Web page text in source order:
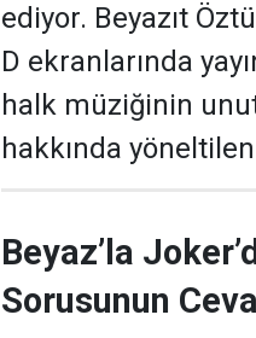
ediyor. Beyazıt
D ekranlarında
halk müziğinin
hakkında
Beyaz’la
Sorusunun